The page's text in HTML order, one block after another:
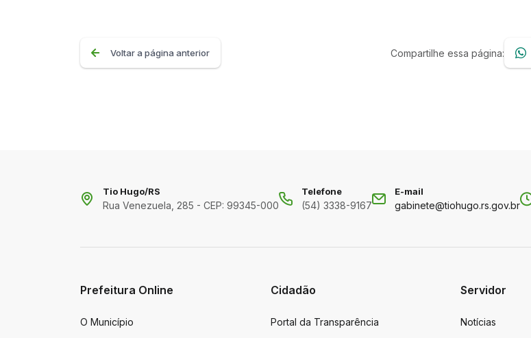
Voltar a página anterior Compartilhe essa página:
Tio Hugo/RS
Rua Venezuela, 285 - CEP: 99345-000
Telefone
(54) 3338-9167
E-mail
gabinete@tiohugo.rs.gov.br
Prefeitura Online
O Município
Cidadão
Portal da Transparência
Servidor
Notícias